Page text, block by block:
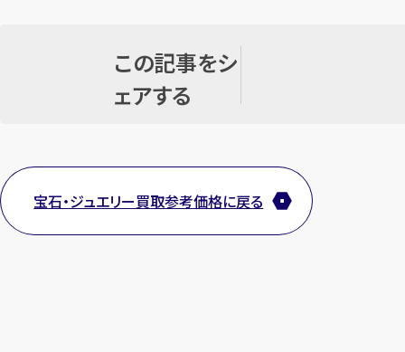
この記事をシ
ェアする
宝石・ジュエリー買取参考価格に戻る